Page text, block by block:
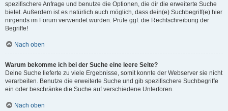
spezifischere Anfrage und benutze die Optionen, die dir die erweiterte Suche
bietet. Außerdem ist es natürlich auch möglich, dass dein(e) Suchbegriff(e) hier
nirgends im Forum verwendet wurden. Prüfe ggf. die Rechtschreibung der
Begriffe!
Nach oben
Warum bekomme ich bei der Suche eine leere Seite?
Deine Suche lieferte zu viele Ergebnisse, somit konnte der Webserver sie nicht
verarbeiten. Benutze die erweiterte Suche und gib spezifischere Suchbegriffe
ein oder beschränke die Suche auf verschiedene Unterforen.
Nach oben